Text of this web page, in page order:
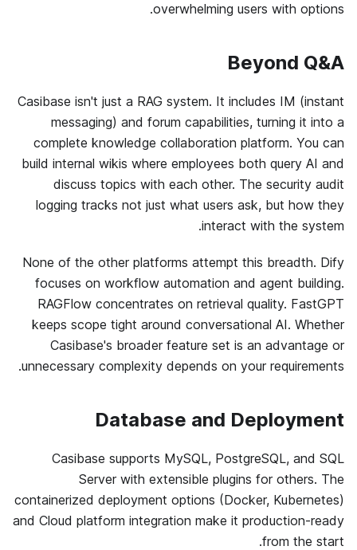
overwhelming users with options.
Beyond Q&A
Casibase isn't just a RAG system. It includes IM (instant
messaging) and forum capabilities, turning it into a
complete knowledge collaboration platform. You can
build internal wikis where employees both query AI and
discuss topics with each other. The security audit
logging tracks not just what users ask, but how they
interact with the system.
None of the other platforms attempt this breadth. Dify
focuses on workflow automation and agent building.
RAGFlow concentrates on retrieval quality. FastGPT
keeps scope tight around conversational AI. Whether
Casibase's broader feature set is an advantage or
unnecessary complexity depends on your requirements.
Database and Deployment
Casibase supports MySQL, PostgreSQL, and SQL
Server with extensible plugins for others. The
containerized deployment options (Docker, Kubernetes)
and Cloud platform integration make it production-ready
from the start.